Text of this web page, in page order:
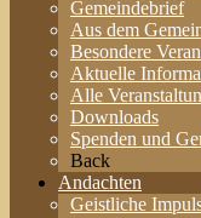
Gemeindebrief
Aus dem
Besondere
Aktuelle
Alle
Downloads
Spenden und
Back
Andachten
Geistliche